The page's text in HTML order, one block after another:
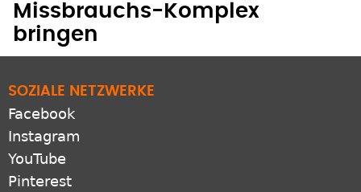
Missbrauchs-Komplex
bringen
SOZIALE NETZWERKE
Facebook
Instagram
YouTube
Pinterest